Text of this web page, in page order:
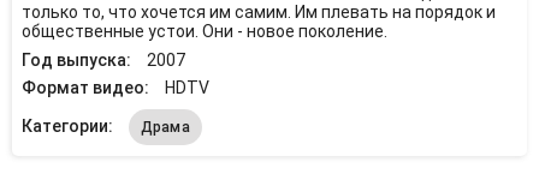
только то, что хочется им самим. Им плевать на порядок и
общественные устои. Они - новое поколение.
Год выпуска:
2007
Формат видео:
HDTV
Категории:
Драма